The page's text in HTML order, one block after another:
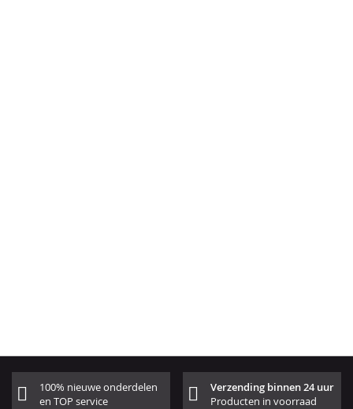
100% nieuwe onderdelen
en TOP service
Verzending binnen 24 uur
Producten in voorraad